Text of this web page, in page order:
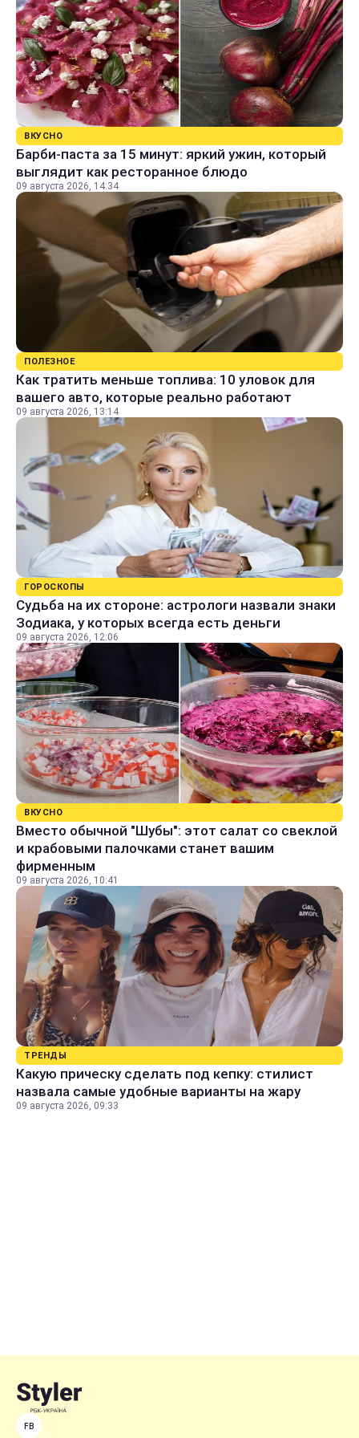
ВКУСНО
Барби-паста за 15 минут: яркий ужин, который
выглядит как ресторанное блюдо
09 августа 2026, 14:34
ПОЛЕЗНОЕ
Как тратить меньше топлива: 10 уловок для
вашего авто, которые реально работают
09 августа 2026, 13:14
ГОРОСКОПЫ
Судьба на их стороне: астрологи назвали знаки
Зодиака, у которых всегда есть деньги
09 августа 2026, 12:06
ВКУСНО
Вместо обычной "Шубы": этот салат со свеклой
и крабовыми палочками станет вашим
фирменным
09 августа 2026, 10:41
ТРЕНДЫ
Какую прическу сделать под кепку: стилист
назвала самые удобные варианты на жару
09 августа 2026, 09:33
FB